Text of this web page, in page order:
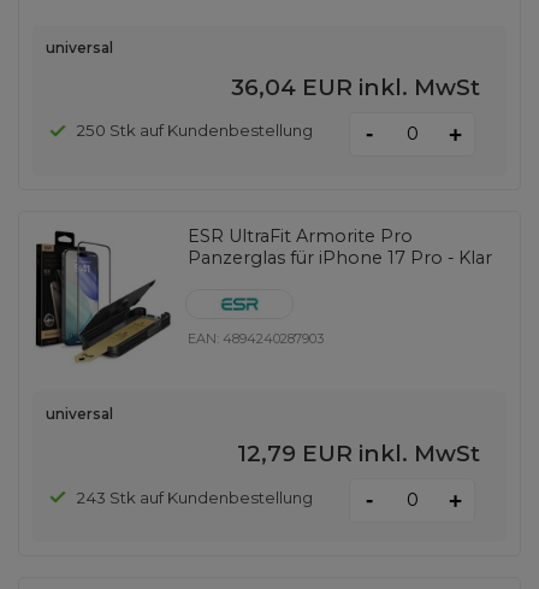
universal
36,04 EUR inkl. MwSt
250 Stk auf Kundenbestellung - +
ESR UltraFit Armorite Pro
Panzerglas für iPhone 17 Pro - Klar
EAN: 4894240287903
universal
12,79 EUR inkl. MwSt
243 Stk auf Kundenbestellung - +